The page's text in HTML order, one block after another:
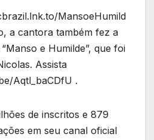
MansoeHumild
a cantora também fez a
e Humilde”, que foi
Assista
Aqtl_baCDfU .
de inscritos e 879
em seu canal oficial